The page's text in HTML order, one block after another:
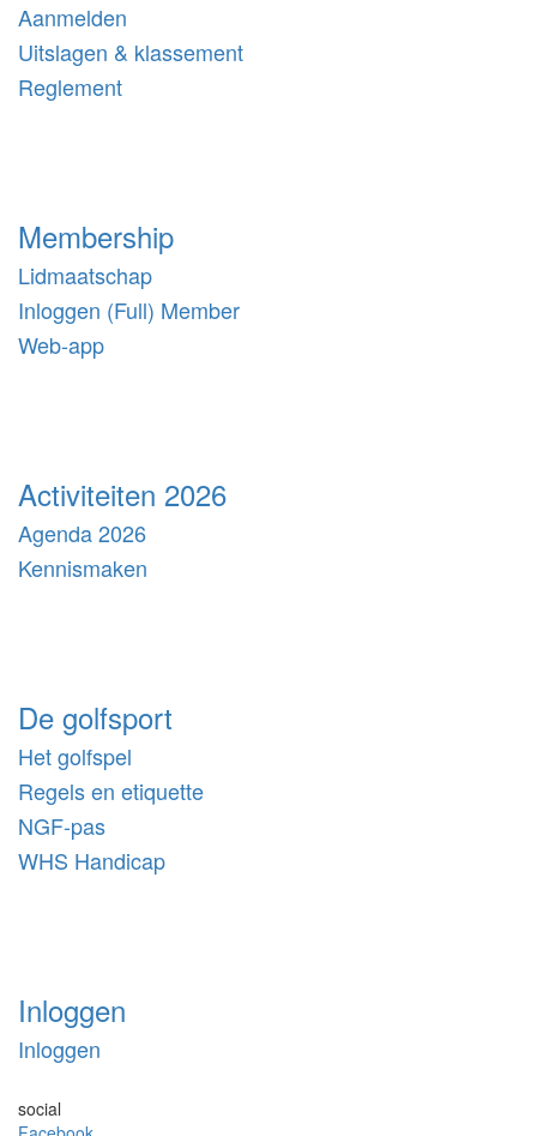
Aanmelden
Uitslagen & klassement
Reglement
Membership
Lidmaatschap
Inloggen (Full) Member
Web-app
Activiteiten 2026
Agenda 2026
Kennismaken
De golfsport
Het golfspel
Regels en etiquette
NGF-pas
WHS Handicap
Inloggen
Inloggen
social